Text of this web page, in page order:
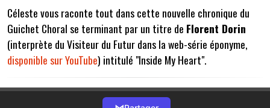
Céleste vous raconte tout dans cette nouvelle chronique du
Guichet Choral se terminant par un titre de Florent Dorin
(interprète du Visiteur du Futur dans la web-série éponyme,
disponible sur YouTube) intitulé "Inside My Heart".